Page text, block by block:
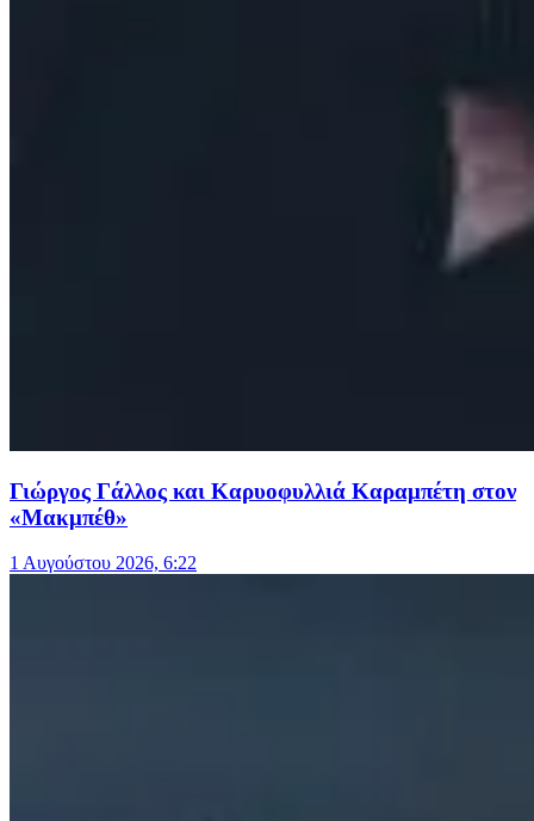
Γιώργος Γάλλος και Καρυοφυλλιά Καραμπέτη στον
«Μακμπέθ»
1 Αυγούστου 2026, 6:22